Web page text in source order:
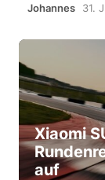
Johannes 31.
Xiaomi
auf